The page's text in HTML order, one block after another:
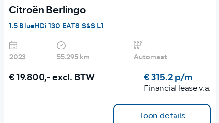
Citroën Berlingo
1.5 BlueHDi 130 EAT8 S&S L1
2023 55.295 km Automaat
€ 19.800,-excl. BTW € 315.2 p/m
Financial lease v.a.
Toon details